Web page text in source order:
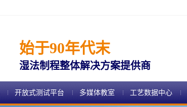
始于90年代末
湿法制程整体解决方案提供商
开放式测试平台 多媒体教室 工艺数据中心